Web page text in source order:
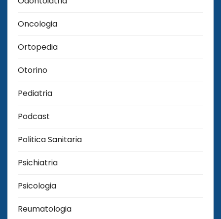
Oncologia
Ortopedia
Otorino
Pediatria
Podcast
Politica Sanitaria
Psichiatria
Psicologia
Reumatologia